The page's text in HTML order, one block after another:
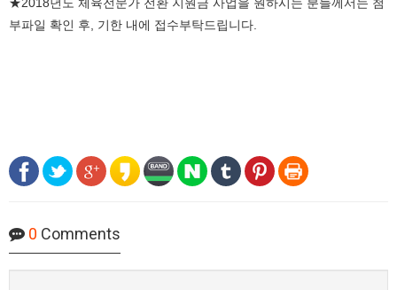
★2018년도 체육전문가 전환 지원금 사업을 원하시는 분들께서는 첨
부파일 확인 후, 기한 내에 접수부탁드립니다.
0 Comments